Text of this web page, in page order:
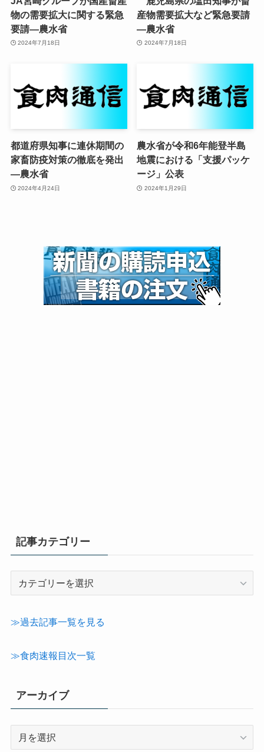
物の需要拡大に関する緊急
要請—農水省
2024年7月18日
産物需要拡大など緊急要請
—農水省
2024年7月18日
都道府県知事に連休期間の
家畜防疫対策の徹底を発出
—農水省
2024年4月24日
農水省が令和6年能登半島
地震における「支援パッケ
ージ」公表
2024年1月29日
記事カテゴリー
テ
≫過去記事一覧を見る
≫食肉速報目次一覧
アーカイブ